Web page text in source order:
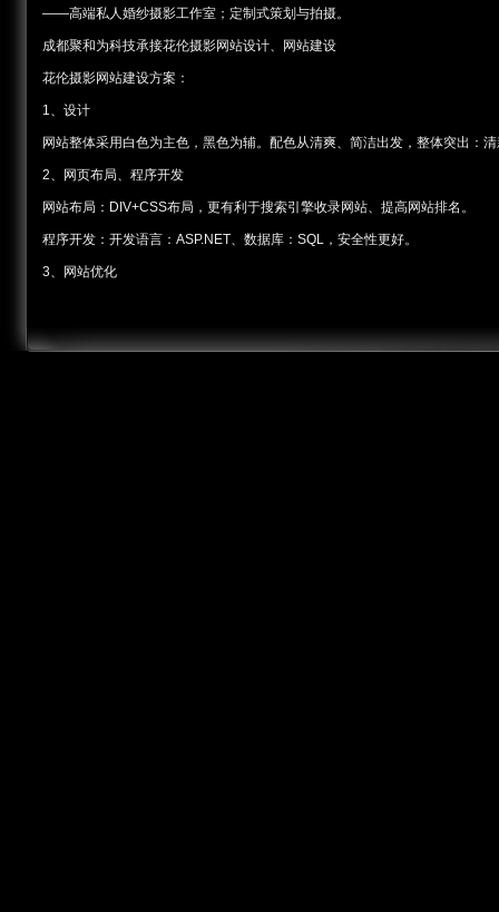
——高端私人婚纱摄影工作室；定制式策划与拍摄。
成都聚和为科技承接花伦摄影网站设计、网站建设
花伦摄影网站建设方案：
1、设计
网站整体采用白色为主色，黑色为辅。配色从清爽、简洁出发，整体突出：
2、网页布局、程序开发
网站布局：DIV+CSS布局，更有利于搜索引擎收录网站、提高网站排名。
程序开发：开发语言：ASP.NET、数据库：SQL，安全性更好。
3、网站优化